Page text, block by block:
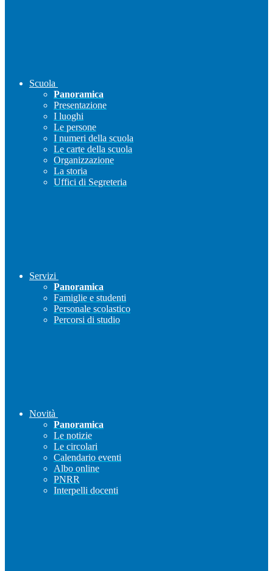
Scuola
Panoramica
Presentazione
I luoghi
Le persone
I numeri della scuola
Le carte della scuola
Organizzazione
La storia
Uffici di Segreteria
Servizi
Panoramica
Famiglie e studenti
Personale scolastico
Percorsi di studio
Novità
Panoramica
Le notizie
Le circolari
Calendario eventi
Albo online
PNRR
Interpelli docenti